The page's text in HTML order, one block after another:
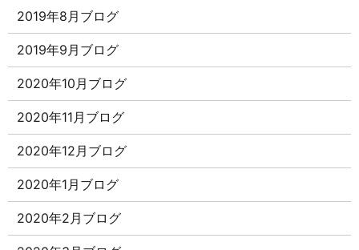
2019年8月ブログ
2019年9月ブログ
2020年10月ブログ
2020年11月ブログ
2020年12月ブログ
2020年1月ブログ
2020年2月ブログ